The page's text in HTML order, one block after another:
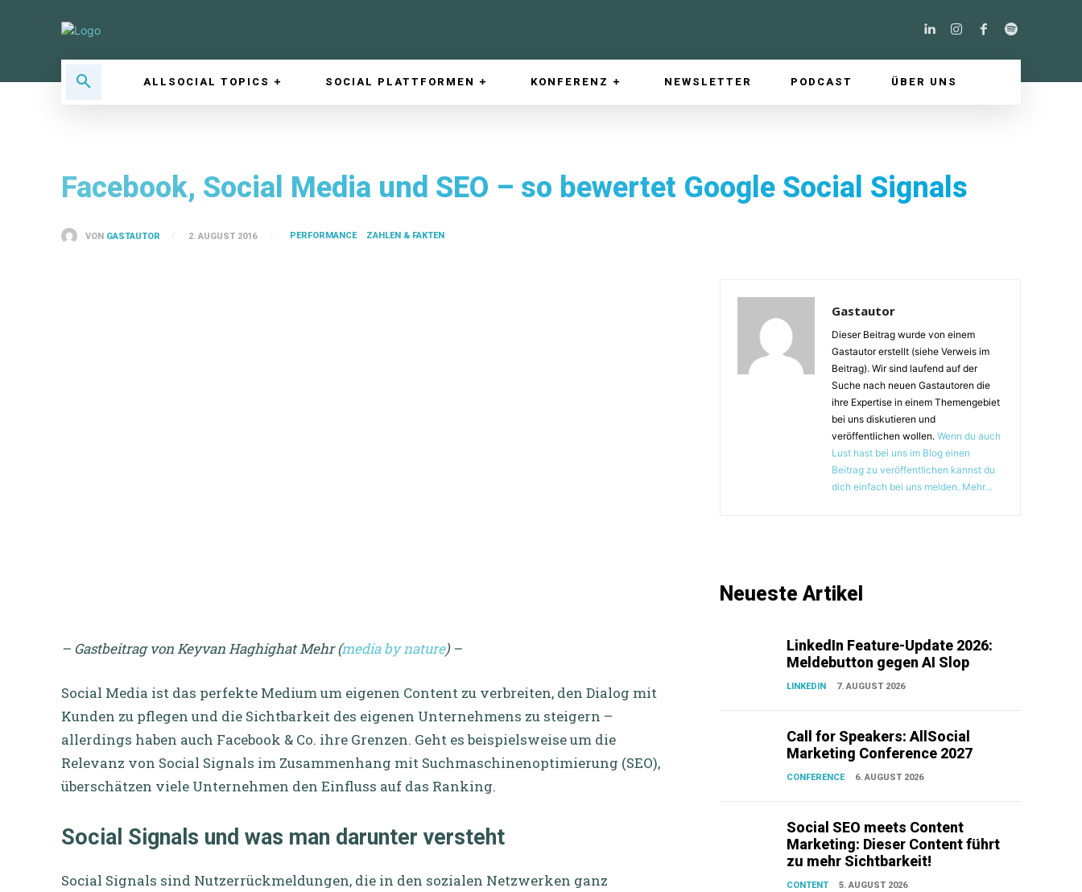
ALLSOCIAL TOPICS SOCIAL PLATTFORMEN KONFERENZ NEWSLETTER PODCAST ÜBER UNS
Facebook, Social Media und SEO – so bewertet Google Social Signals
VON GASTAUTOR 2. AUGUST 2016 PERFORMANCE ZAHLEN & FAKTEN
– Gastbeitrag von Keyvan Haghighat Mehr (media by nature) –
Social Media ist das perfekte Medium um eigenen Content zu verbreiten, den Dialog mit
Kunden zu pflegen und die Sichtbarkeit des eigenen Unternehmens zu steigern –
allerdings haben auch Facebook & Co. ihre Grenzen. Geht es beispielsweise um die
Relevanz von Social Signals im Zusammenhang mit Suchmaschinenoptimierung (SEO),
überschätzen viele Unternehmen den Einfluss auf das Ranking.
Social Signals und was man darunter versteht
Social Signals sind Nutzerrückmeldungen, die in den sozialen Netzwerken ganz
Gastautor
Dieser Beitrag wurde von einem
Gastautor erstellt (siehe Verweis im
Beitrag). Wir sind laufend auf der
Suche nach neuen Gastautoren die
ihre Expertise in einem Themengebiet
bei uns diskutieren und
veröffentlichen wollen.Wenn du auch
Lust hast bei uns im Blog einen
Beitrag zu veröffentlichen kannst du
dich einfach bei uns melden. Mehr...
Neueste Artikel
LinkedIn Feature-Update 2026:
Meldebutton gegen AI Slop
LINKEDIN 7. AUGUST 2026
Call for Speakers: AllSocial
Marketing Conference 2027
CONFERENCE 6. AUGUST 2026
Social SEO meets Content
Marketing: Dieser Content führt
zu mehr Sichtbarkeit!
CONTENT 5. AUGUST 2026